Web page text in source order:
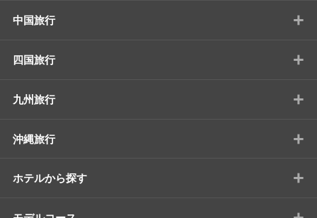
中国旅行 +
四国旅行 +
九州旅行 +
沖縄旅行 +
ホテルから探す +